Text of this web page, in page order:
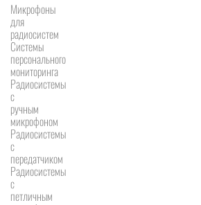
Микрофоны
для
радиосистем
Системы
персонального
мониторинга
Радиосистемы
c
ручным
микрофоном
Радиосистемы
с
передатчиком
Радиосистемы
с
петличным